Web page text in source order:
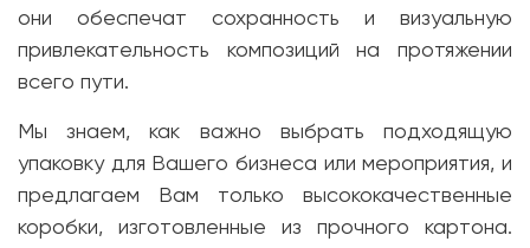
они обеспечат сохранность и визуальную
привлекательность композиций на протяжении
всего пути.
Мы знаем, как важно выбрать подходящую
упаковку для Вашего бизнеса или мероприятия, и
предлагаем Вам только высококачественные
коробки, изготовленные из прочного картона.